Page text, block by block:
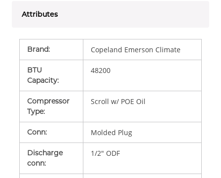
Attributes
Brand: Copeland Emerson Climate
BTU
Capacity:
48200
Compressor
Type:
Scroll w/ POE Oil
Conn: Molded Plug
Discharge
conn:
1/2" ODF